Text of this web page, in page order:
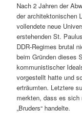
Nach 2 Jahren der
der architektonischen
vollendete neue
erstehenden St.
DDR-Regimes brutal
beim Gründen dieses
kommunistischer
vorgestellt hatte und
erträumten. Letztere
merkten, dass es sich
„Bruders“ handelte.